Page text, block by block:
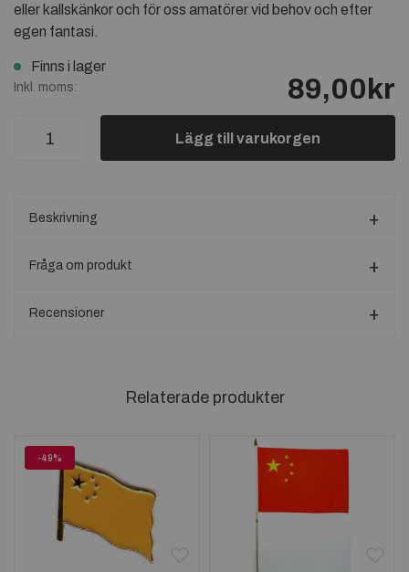
eller kallskänkor och för oss amatörer vid behov och efter
egen fantasi.
Finns i lager
Inkl. moms: 89,00kr
Lägg till varukorgen
Beskrivning
Fråga om produkt
Recensioner
Relaterade produkter
-49%